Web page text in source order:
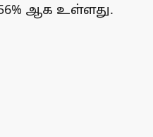
ஆக உள்ளது.